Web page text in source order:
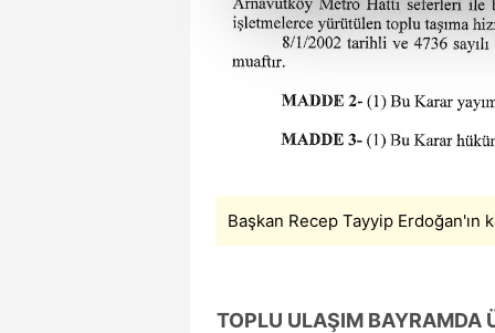
Sizlere daha iyi bir hizmet
çerezler vasıtasıyla çeşitli
amacıyla kullanılmaktadır.
reklam/pazarlama
Çerezlere ilişkin tercihlerinizi
6698 sayılı Kişisel Verilerin
Başkan Recep Tayyip Erdoğan'ın
TOPLU ULAŞIM BAYRAMDA